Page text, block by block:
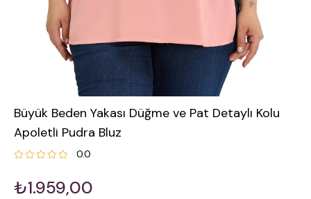
Büyük Beden Yakası Düğme ve Pat Detaylı Kolu
Apoletli Pudra Bluz
0.0
₺1.959,00